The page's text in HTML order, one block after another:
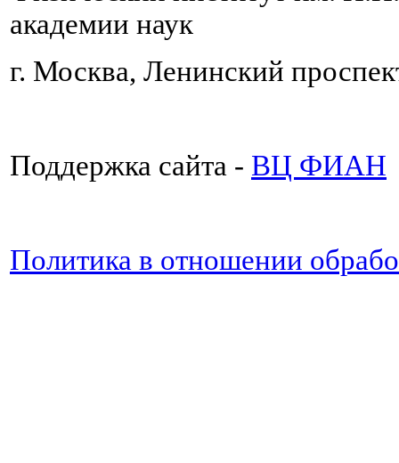
академии наук
г. Москва, Ленинский
Поддержка сайта - ВЦ ФИАН
Политика в отношении